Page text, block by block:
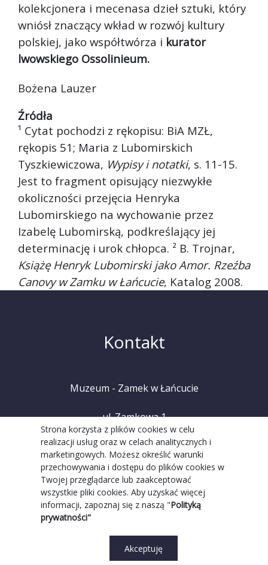
kolekcjonera i mecenasa dzieł sztuki, który
wniósł znaczący wkład w rozwój kultury
polskiej, jako współtwórza i kurator
lwowskiego Ossolinieum.
Bożena Lauzer
Źródła
¹ Cytat pochodzi z rękopisu: BiA MZŁ,
rękopis 51; Maria z Lubomirskich
Tyszkiewiczowa, Wypisy i notatki, s. 11-15.
Jest to fragment opisujący niezwykłe
okoliczności przejęcia Henryka
Lubomirskiego na wychowanie przez
Izabelę Lubomirską, podkreślający jej
determinację i urok chłopca. ² B. Trojnar,
Książę Henryk Lubomirski jako Amor. Rzeźba
Canovy w Zamku w Łańcucie, Katalog 2008.
Strona korzysta z plików cookies w celu
realizacji usług oraz w celach analitycznych i
marketingowych. Możesz określić warunki
przechowywania i dostępu do plików cookies w
Twojej przeglądarce lub zaakceptować
wszystkie pliki cookies. Aby uzyskać więcej
informacji, zapoznaj się z naszą "Polityką
prywatności"
Akceptuję
Kontakt
Muzeum - Zamek w Łańcucie
ul. Zamkowa 1
37-100 Łańcut
tel. +48 (17) 225 20 08
|| Strona WCAG